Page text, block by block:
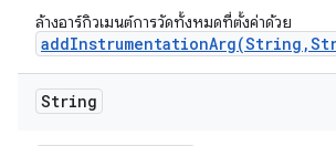
ล้างอาร์กิวเมนต์การวัดทั้งหมดที่ตั้งค่าด้วย
String